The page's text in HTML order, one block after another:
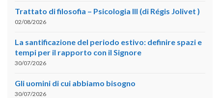
Trattato di filosofia – Psicologia III (di Régis Jolivet )
02/08/2026
La santificazione del periodo estivo: definire spazi e
tempi per il rapporto con il Signore
30/07/2026
Gli uomini di cui abbiamo bisogno
30/07/2026